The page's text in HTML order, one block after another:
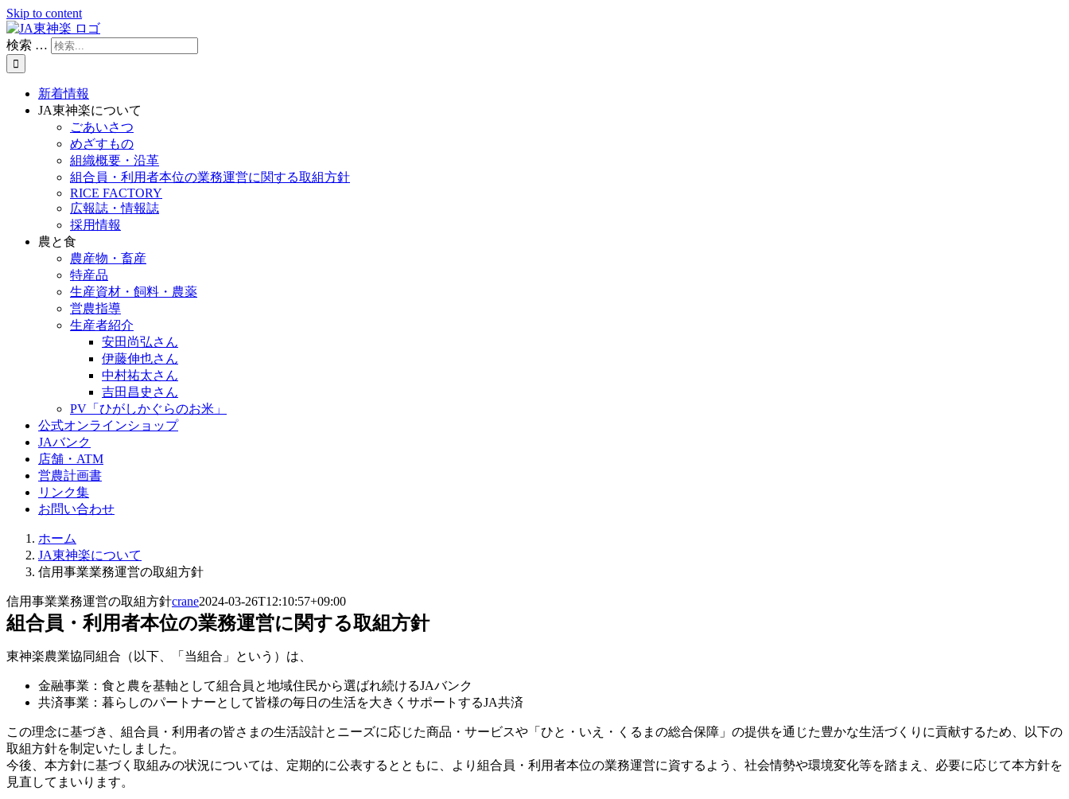
Skip to content
検索 …
新着情報
JA東神楽について
ごあいさつ
めざすもの
組織概要・沿革
組合員・利用者本位の業務運営に関する取組方針
RICE FACTORY
広報誌・情報誌
採用情報
農と食
農産物・畜産
特産品
生産資材・飼料・農薬
営農指導
生産者紹介
安田尚弘さん
伊藤伸也さん
中村祐太さん
吉田昌史さん
PV「ひがしかぐらのお米」
公式オンラインショップ
JAバンク
店舗・ATM
営農計画書
リンク集
お問い合わせ
ホーム
JA東神楽について
信用事業業務運営の取組方針
信用事業業務運営の取組方針crane2024-03-26T12:10:57+09:00
組合員・利用者本位の業務運営に関する取組方針
東神楽農業協同組合（以下、「当組合」という）は、
金融事業：食と農を基軸として組合員と地域住民から選ばれ続けるJAバンク
共済事業：暮らしのパートナーとして皆様の毎日の生活を大きくサポートするJA共済
この理念に基づき、組合員・利用者の皆さまの生活設計とニーズに応じた商品・サービスや「ひと・いえ・くるまの総合保障」の提供を通じた豊かな生活づくりに貢献するため、以下の
取組方針を制定いたしました。
今後、本方針に基づく取組みの状況については、定期的に公表するとともに、より組合員・利用者本位の業務運営に資するよう、社会情勢や環境変化等を踏まえ、必要に応じて本方針を
見直してまいります。